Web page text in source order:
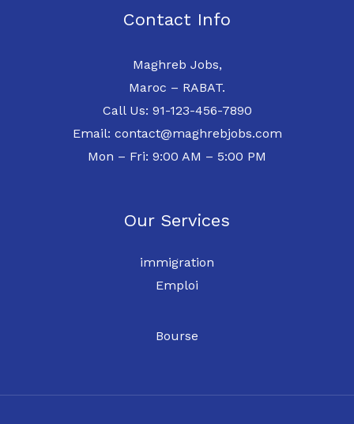
Contact Info
Maghreb Jobs,
Maroc – RABAT.
Call Us: 91-123-456-7890
Email: contact@maghrebjobs.com
Mon – Fri: 9:00 AM – 5:00 PM
Our Services
immigration
Emploi
Bourse